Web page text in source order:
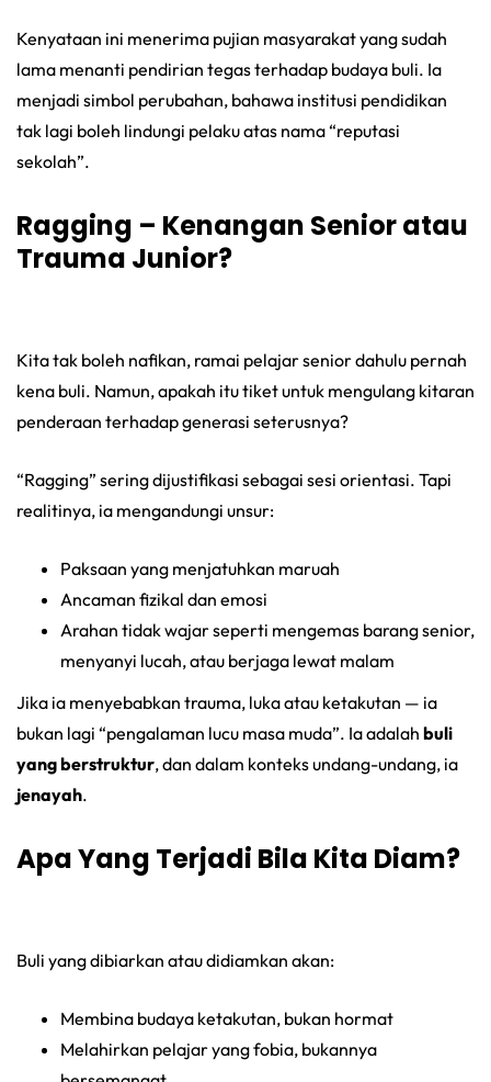
Kenyataan ini menerima pujian masyarakat yang sudah
lama menanti pendirian tegas terhadap budaya buli. Ia
menjadi simbol perubahan, bahawa institusi pendidikan
tak lagi boleh lindungi pelaku atas nama “reputasi
sekolah”.
Ragging – Kenangan Senior atau
Trauma Junior?
Kita tak boleh nafikan, ramai pelajar senior dahulu pernah
kena buli. Namun, apakah itu tiket untuk mengulang kitaran
penderaan terhadap generasi seterusnya?
“Ragging” sering dijustifikasi sebagai sesi orientasi. Tapi
realitinya, ia mengandungi unsur:
Paksaan yang menjatuhkan maruah
Ancaman fizikal dan emosi
Arahan tidak wajar seperti mengemas barang senior,
menyanyi lucah, atau berjaga lewat malam
Jika ia menyebabkan trauma, luka atau ketakutan — ia
bukan lagi “pengalaman lucu masa muda”. Ia adalah buli
yang berstruktur, dan dalam konteks undang-undang, ia
jenayah.
Apa Yang Terjadi Bila Kita Diam?
Buli yang dibiarkan atau didiamkan akan:
Membina budaya ketakutan, bukan hormat
Melahirkan pelajar yang fobia, bukannya